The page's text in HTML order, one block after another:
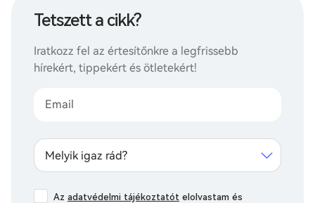
Tetszett a cikk?
Iratkozz fel az értesítőnkre a legfrissebb
hírekért, tippekért és ötletekért!
Melyik igaz rád?
Az adatvédelmi tájékoztatót elolvastam és